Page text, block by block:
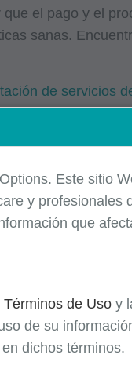
el pago y el
sanas.
de servicios
del
de
en la
de terapia y
Este sitio
y profesionales
que
Términos de Uso y
de su
dichos términos.